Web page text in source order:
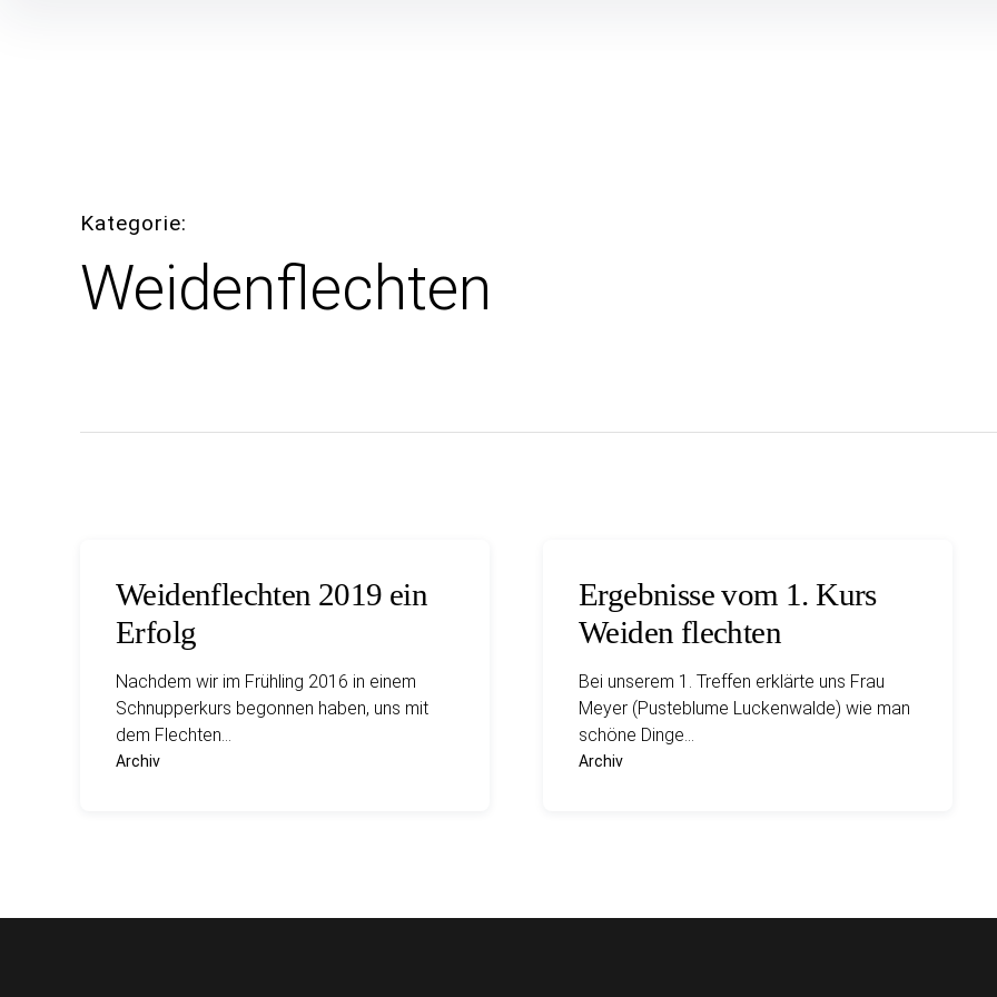
Kategorie
Weidenflechten
Weidenflechten 2019 ein
Erfolg
Nachdem wir im Frühling 2016 in einem
Schnupperkurs begonnen haben, uns mit
dem Flechten…
Archiv
Ergebnisse vom 1. Kurs
Weiden flechten
Bei unserem 1. Treffen erklärte uns Frau
Meyer (Pusteblume Luckenwalde) wie man
schöne Dinge…
Archiv